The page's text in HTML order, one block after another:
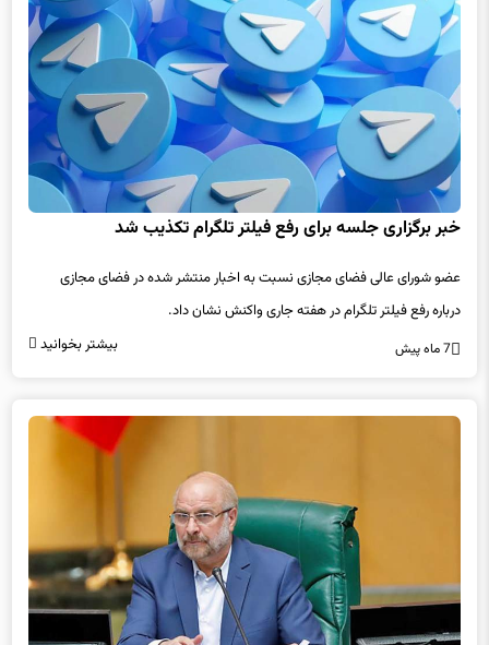
خبر برگزاری جلسه برای رفع فیلتر تلگرام تکذیب شد
عضو شورای عالی فضای مجازی نسبت به اخبار منتشر شده در فضای مجازی
درباره رفع فیلتر تلگرام در هفته جاری واکنش نشان داد.
7 ماه پیش